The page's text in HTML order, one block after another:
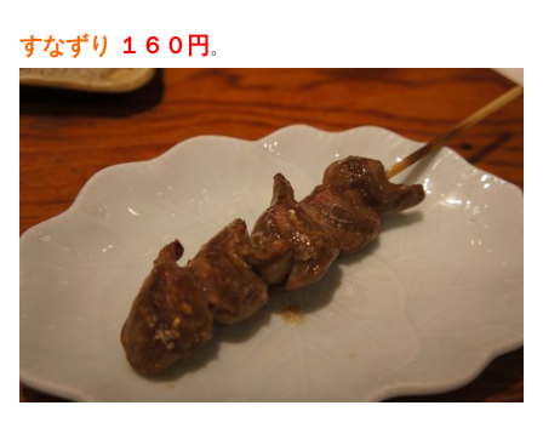
すなずり １６０円 。